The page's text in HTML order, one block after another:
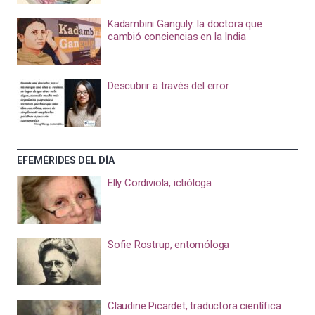
Kadambini Ganguly: la doctora que
cambió conciencias en la India
Descubrir a través del error
EFEMÉRIDES DEL DÍA
Elly Cordiviola, ictióloga
Sofie Rostrup, entomóloga
Claudine Picardet, traductora científica